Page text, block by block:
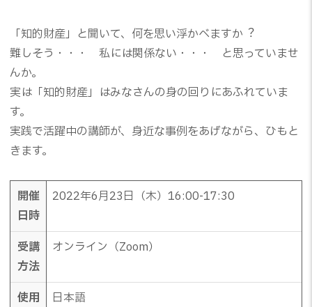
「知的財産」と聞いて、何を思い浮かべますか︖
難しそう・・・ 私には関係ない・・・ と思っていませ
んか。
実は「知的財産」はみなさんの身の回りにあふれていま
す。
実践で活躍中の講師が、身近な事例をあげながら、ひもと
きます。
開催
日時
2022年6月23日（木）16:00-17:30
受講
方法
オンライン（Zoom）
使用
日本語